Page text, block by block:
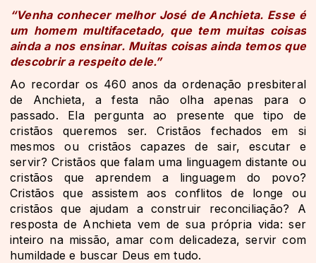
“Venha conhecer melhor José de Anchieta. Esse é
um homem multifacetado, que tem muitas coisas
ainda a nos ensinar. Muitas coisas ainda temos que
descobrir a respeito dele.”
Ao recordar os 460 anos da ordenação presbiteral
de Anchieta, a festa não olha apenas para o
passado. Ela pergunta ao presente que tipo de
cristãos queremos ser. Cristãos fechados em si
mesmos ou cristãos capazes de sair, escutar e
servir? Cristãos que falam uma linguagem distante ou
cristãos que aprendem a linguagem do povo?
Cristãos que assistem aos conflitos de longe ou
cristãos que ajudam a construir reconciliação? A
resposta de Anchieta vem de sua própria vida: ser
inteiro na missão, amar com delicadeza, servir com
humildade e buscar Deus em tudo.